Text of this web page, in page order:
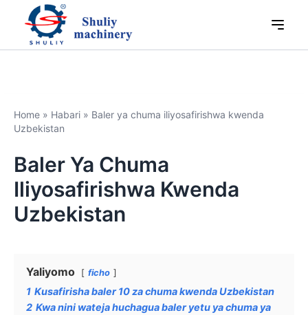
Home » Habari » Baler ya chuma iliyosafirishwa kwenda
Uzbekistan
Baler Ya Chuma
Iliyosafirishwa Kwenda
Uzbekistan
Yaliyomo ficho
1 Kusafirisha baler 10 za chuma kwenda Uzbekistan
2 Kwa nini wateja huchagua baler yetu ya chuma ya